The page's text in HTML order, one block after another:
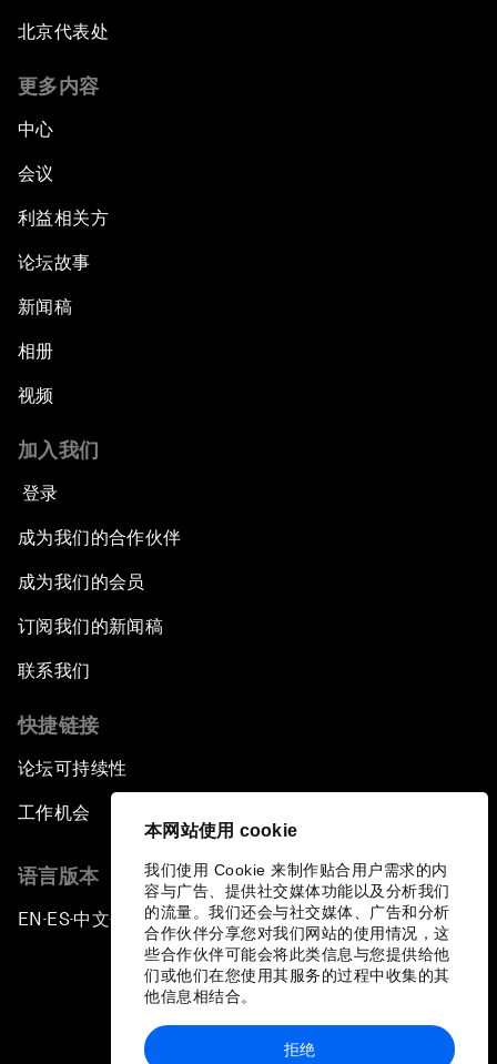
本网站使用 cookie
我们使用 Cookie 来制作贴合用户需求的内
容与广告、提供社交媒体功能以及分析我们
的流量。我们还会与社交媒体、广告和分析
合作伙伴分享您对我们网站的使用情况，这
些合作伙伴可能会将此类信息与您提供给他
们或他们在您使用其服务的过程中收集的其
他信息相结合。
拒绝
北京代表处
更多内容
中心
会议
利益相关方
论坛故事
新闻稿
相册
视频
加入我们
登录
成为我们的合作伙伴
成为我们的会员
订阅我们的新闻稿
联系我们
快捷链接
论坛可持续性
工作机会
语言版本
EN ▪ ES▪中文▪ 日本語